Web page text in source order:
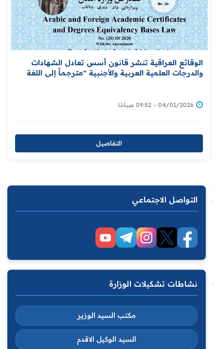
الوقائع العراقية تنشر قانون أسس تعادل الشهادات
والدرجات العلمية العربية والأجنبية "مترجماً إلى اللغة
04/01/2026 - 09:52 صباحًا
التفاصيل
التواصل الاجتماعي
نشاطات تشكيلات الوزارة
مكتب السيد الوزير
السيد الوكيل الاقدم